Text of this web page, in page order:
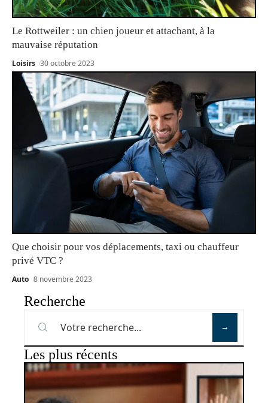
Le Rottweiler : un chien joueur et attachant, à la
mauvaise réputation
Loisirs 30 octobre 2023
Que choisir pour vos déplacements, taxi ou chauffeur
privé VTC ?
Auto 8 novembre 2023
Recherche
Les plus récents